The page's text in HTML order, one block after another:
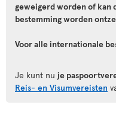
geweigerd worden of kan
bestemming worden
Voor alle internationale
Je kunt nu je
Reis- en Visumvereisten